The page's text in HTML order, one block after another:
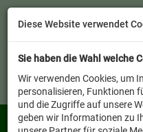
Diese Website verwendet
Sie haben die Wahl welche
Wir verwenden Cookies, um
personalisieren, Funktionen
und die Zugriffe auf unsere
geben wir Informationen zu